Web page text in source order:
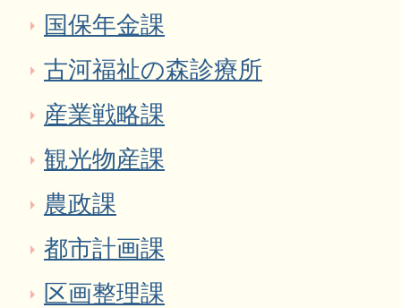
国保年金課
古河福祉の森診療所
産業戦略課
観光物産課
農政課
都市計画課
区画整理課